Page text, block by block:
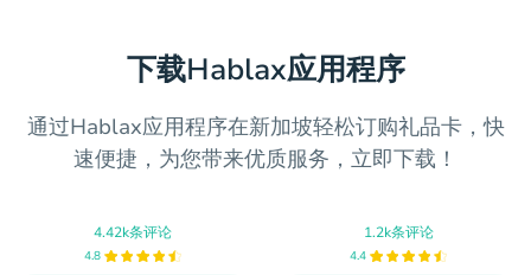
下载Hablax应用程序
通过Hablax应用程序在新加坡轻松订购礼品卡，快
速便捷，为您带来优质服务，立即下载！
4.42k条评论
4.8
1.2k条评论
4.4